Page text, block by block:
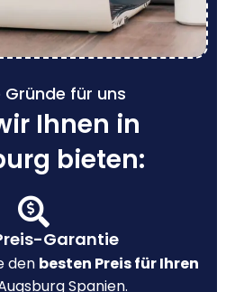
für uns
Ihnen in
bieten:
Garantie
den besten Preis für Ihren
Spanien.